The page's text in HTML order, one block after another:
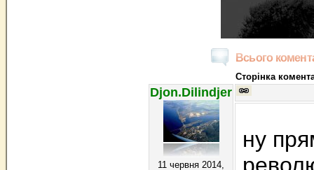
Всього
Сторінка
Djon.Dilindjer
11 червня 2014,
ну